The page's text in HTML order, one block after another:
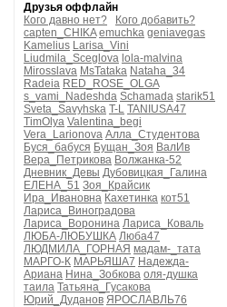
Друзья оффлайн
Кого давно нет?
Кого добавить?
capten_CHIKA emuchka geniavegas
Kamelius Larisa_Vini
Liudmila_Sceglova lola-malvina
Mirosslava MsTataka Nataha_34
Radeia RED_ROSE_OLGA
s_vami_Nadeshda Schamada starik51
Sveta_Savyhska T-L TANIUSA47
TimOlya Valentina_begi
Vera_Larionova Алла_Студентова
Буся_бабуся Бущан_Зоя ВалИв
Вера_Петрикова Волжанка-52
Дневник_Девы Дубовицкая_Галина
ЕЛЕНА_51 Зоя_Крайсик
Ира_Ивановна Кахетинка кот51
Лариса_Виноградова
Лариса_Воронина Лариса_Коваль
ЛЮБА-ЛЮБУШКА Люба47
ЛЮДМИЛА_ГОРНАЯ мадам-_тата
МАРГО-К МАРЬЯША7 Надежда-
Ариана Нина_Зобкова оля-душка
таила Татьяна_Гусакова
Юрий_Дуданов ЯРОСЛАВЛЬ76